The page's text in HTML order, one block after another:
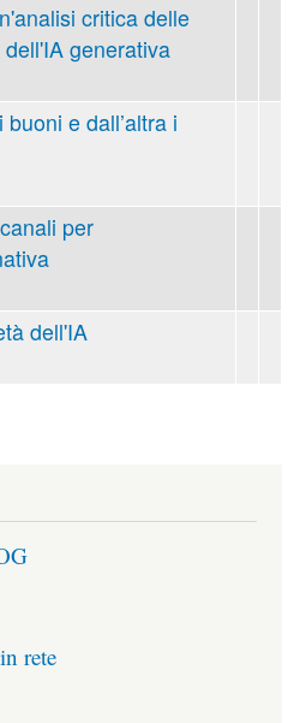
critica delle
generativa
e dall’altra i
per
dell'IA
rete